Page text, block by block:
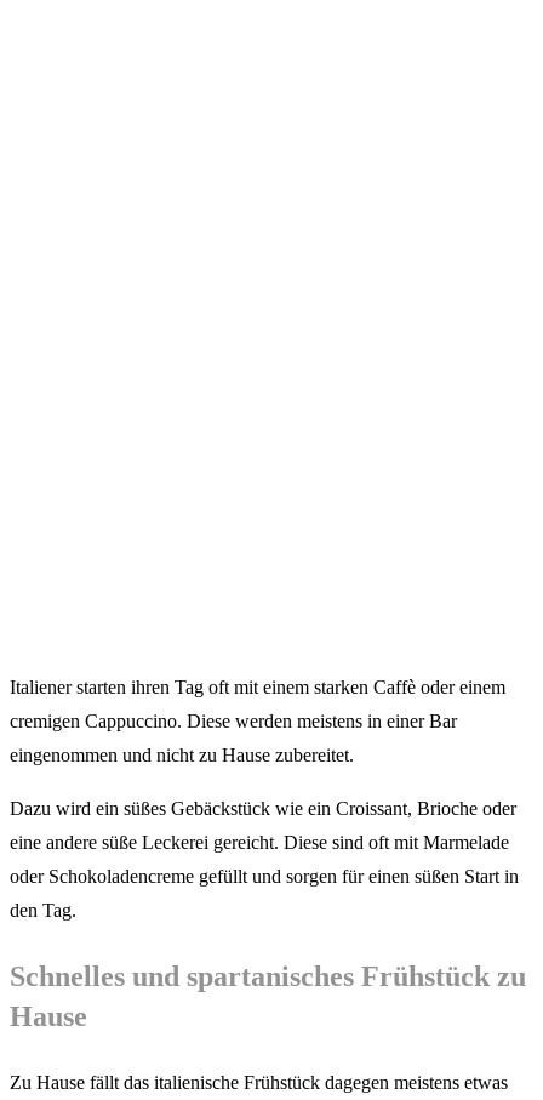
Italiener starten ihren Tag oft mit einem starken Caffè oder einem
cremigen Cappuccino. Diese werden meistens in einer Bar
eingenommen und nicht zu Hause zubereitet.
Dazu wird ein süßes Gebäckstück wie ein Croissant, Brioche oder
eine andere süße Leckerei gereicht. Diese sind oft mit Marmelade
oder Schokoladencreme gefüllt und sorgen für einen süßen Start in
den Tag.
Schnelles und spartanisches Frühstück zu
Hause
Zu Hause fällt das italienische Frühstück dagegen meistens etwas